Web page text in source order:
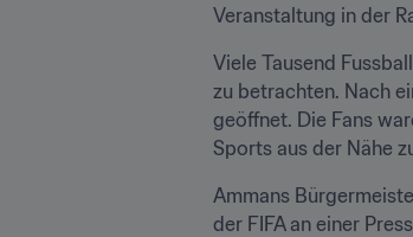
Veranstaltung in der
Viele Tausend
zu betrachten. Nach
geöffnet. Die Fans
Sports aus der Nähe
Ammans
der FIFA an einer